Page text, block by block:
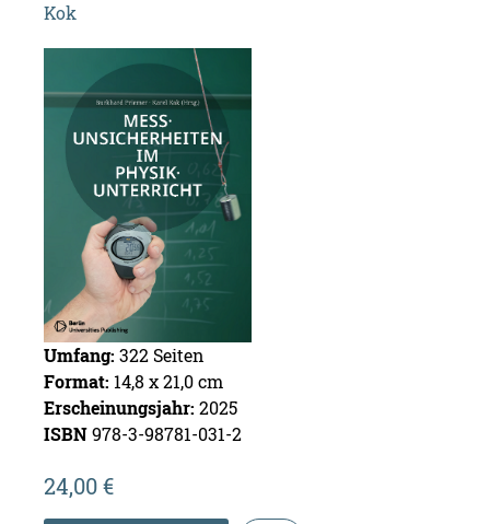
Kok
Um­fang: 322Sei­ten
For­mat: 14,8 x 21,0 cm
Er­schei­nungs­jahr: 2025
ISBN978-3-98781-031-2
24,00€